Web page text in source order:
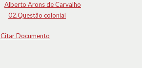
Alberto Arons de Carvalho
02.Questão colonial
Citar Documento